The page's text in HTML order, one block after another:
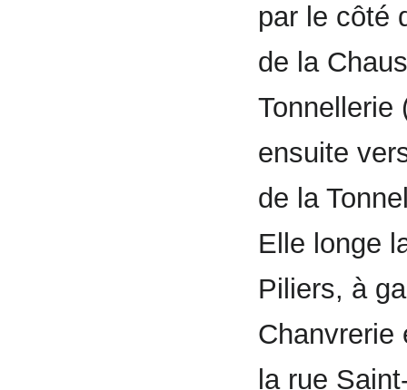
par le côté
de la
Tonnellerie
ensuite
de la
Elle longe
Piliers, à
Chanvrerie
la rue